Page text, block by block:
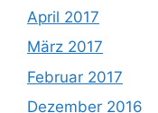
April 2017
März 2017
Februar 2017
Dezember 2016